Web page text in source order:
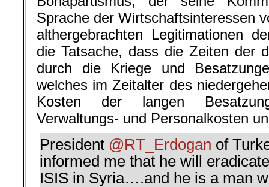
Sprache der Wirtschaftsinteressen
althergebrachten Legitimationen
die Tatsache, dass die Zeiten der
durch die Kriege und
welches im Zeitalter des
Kosten der langen
Verwaltungs- und Personalkosten
President @RT_Erdogan of
informed me that he will
ISIS in Syria….and he is a man